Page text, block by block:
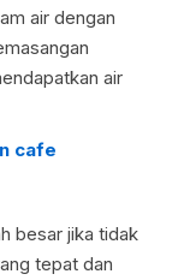
air dengan
air
cafe
besar jika tidak
tepat dan